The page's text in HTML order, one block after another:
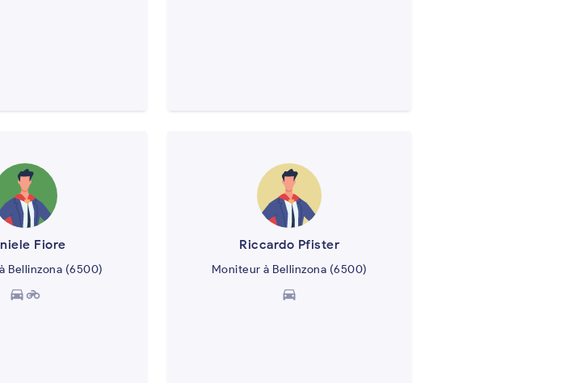
Fiore
Bellinzona (6500)
directions_carmotorcycle
Riccardo Pfister
Moniteur à Bellinzona (6500)
directions_car